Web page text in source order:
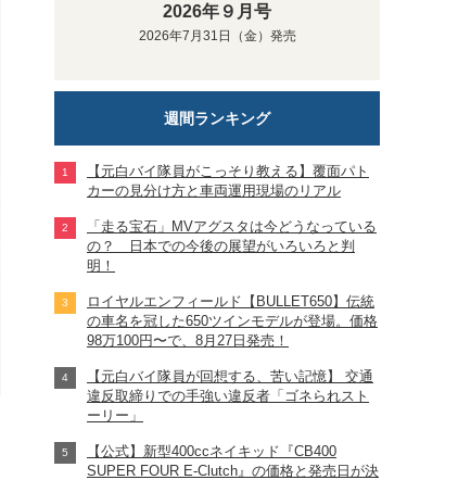
2026年９月号
2026年7月31日（金）発売
週間ランキング
【元白バイ隊員がこっそり教える】覆面パト
カーの見分け方と車両運用現場のリアル
「走る宝石」MVアグスタは今どうなっている
の？ 日本での今後の展望がいろいろと判
明！
ロイヤルエンフィールド【BULLET650】伝統
の車名を冠した650ツインモデルが登場。価格
98万100円〜で、8月27日発売！
【元白バイ隊員が回想する、苦い記憶】 交通
違反取締りでの手強い違反者「ゴネられスト
ーリー」
【公式】新型400ccネイキッド『CB400
SUPER FOUR E-Clutch』の価格と発売日が決